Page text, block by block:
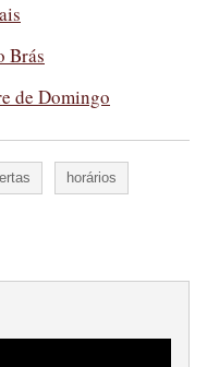
Brás
de Domingo
horários